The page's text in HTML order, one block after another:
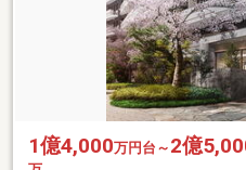
1億4,000万円台～ 2億